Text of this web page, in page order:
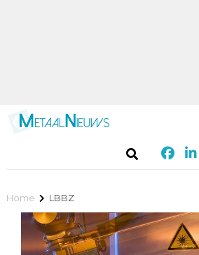
Home LBBZ